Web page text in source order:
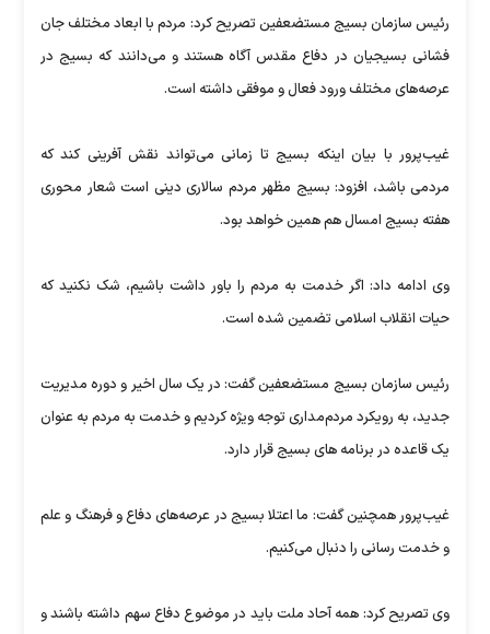
رئیس سازمان بسیج مستضعفین تصریح کرد: مردم با ابعاد مختلف جان
فشانی بسیجیان در دفاع مقدس آگاه هستند و می‌دانند که بسیج در
عرصه‌های مختلف ورود فعال و موفقی داشته است.
غیب‌پرور با بیان اینکه بسیج تا زمانی می‌تواند نقش آفرینی کند که
مردمی باشد، افزود: بسیج مظهر مردم سالاری دینی است شعار محوری
هفته بسیج امسال هم همین خواهد بود.
وی ادامه داد: اگر خدمت به مردم را باور داشت باشیم، شک نکنید که
حیات انقلاب اسلامی تضمین شده است.
رئیس سازمان بسیج مستضعفین گفت: در یک سال اخیر و دوره مدیریت
جدید، به رویکرد مردم‌مداری توجه ویژه کردیم و خدمت به مردم به عنوان
یک قاعده در برنامه های بسیج قرار دارد.
غیب‌پرور همچنین گفت: ما اعتلا بسیج در عرصه‌های دفاع و فرهنگ و علم
و خدمت رسانی را دنبال می‌کنیم.
وی تصریح کرد: همه آحاد ملت باید در موضوع دفاع سهم داشته باشند و